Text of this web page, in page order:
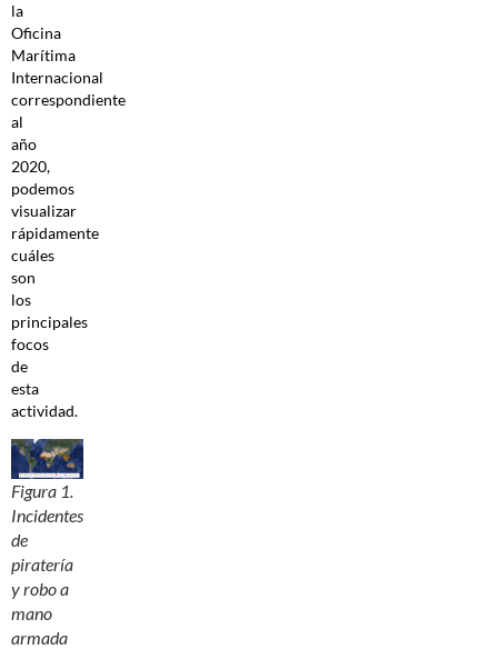
la
Oficina
Marítima
Internacional
correspondiente
al
año
2020,
podemos
visualizar
rápidamente
cuáles
son
los
principales
focos
de
esta
actividad.
Figura 1.
Incidentes
de
piratería
y robo a
mano
armada